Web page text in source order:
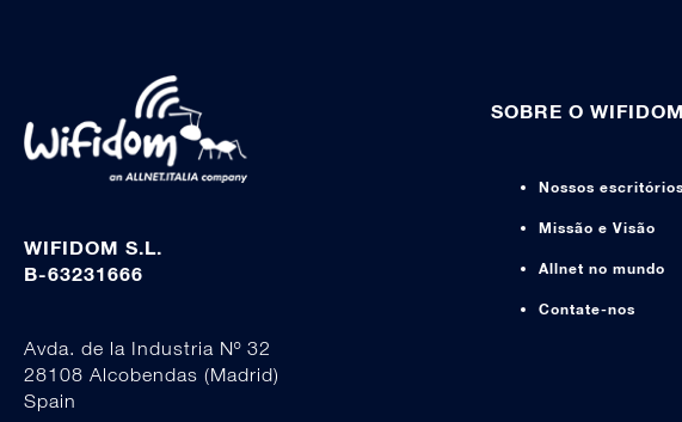
WIFIDOM S.L.
B-63231666
Avda. de la Industria Nº 32
28108 Alcobendas (Madrid)
Spain
SOBRE O WIFIDOM
Nossos escritórios
Missão e Visão
Allnet no mundo
Contate-nos